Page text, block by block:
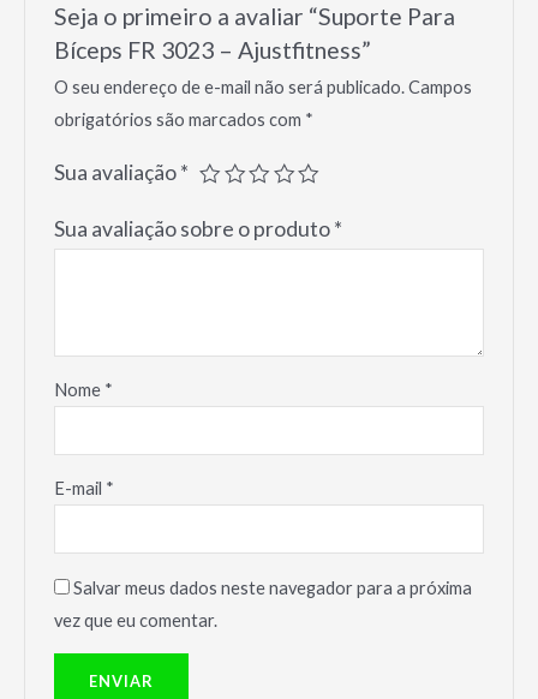
Seja o primeiro a avaliar “Suporte Para
Bíceps FR 3023 – Ajustfitness”
O seu endereço de e-mail não será publicado.Campos
obrigatórios são marcados com *
Sua avaliação*
Sua avaliação sobre o produto*
Nome *
E-mail *
Salvar meus dados neste navegador para a próxima
vez que eu comentar.